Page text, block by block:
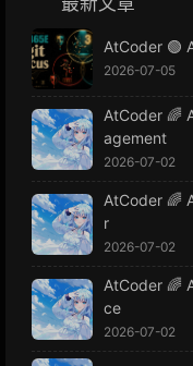
AtCoder 🟢
2026-07-05
AtCoder 🌈
agement
2026-07-02
AtCoder 🌈
r
2026-07-02
AtCoder 🌈
ce
2026-07-02